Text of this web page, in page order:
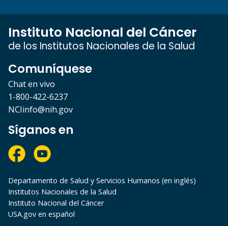
Instituto Nacional del Cáncer
de los Institutos Nacionales de la Salud
Comuníquese
Chat en vivo
1-800-422-6237
NCIinfo@nih.gov
Síganos en
Departamento de Salud y Servicios Humanos (en inglés)
Institutos Nacionales de la Salud
Instituto Nacional del Cáncer
USA.gov en español